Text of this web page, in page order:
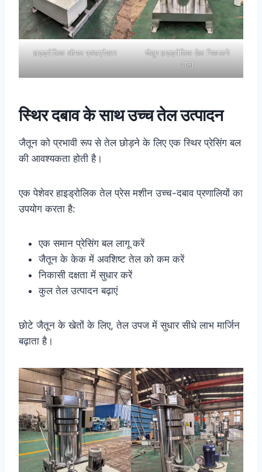
हाइड्रोलिक ऑयल एक्सट्रैक्टर
जैतून हाइड्रोलिक तेल निकालने
वाला
स्थिर दबाव के साथ उच्च तेल उत्पादन
जैतून को प्रभावी रूप से तेल छोड़ने के लिए एक स्थिर प्रेसिंग बल
की आवश्यकता होती है।
एक पेशेवर हाइड्रोलिक तेल प्रेस मशीन उच्च-दबाव प्रणालियों का
उपयोग करता है:
एक समान प्रेसिंग बल लागू करें
जैतून के केक में अवशिष्ट तेल को कम करें
निकासी दक्षता में सुधार करें
कुल तेल उत्पादन बढ़ाएं
छोटे जैतून के खेतों के लिए, तेल उपज में सुधार सीधे लाभ मार्जिन
बढ़ाता है।